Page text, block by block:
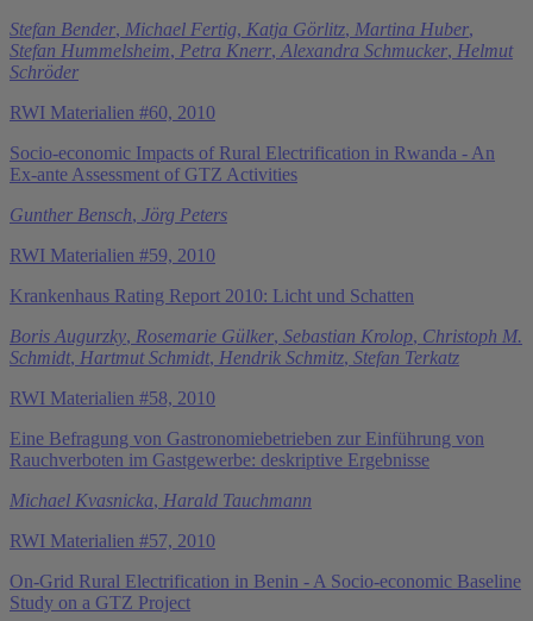
Stefan Bender, Michael Fertig, Katja Görlitz, Martina Huber,
Stefan Hummelsheim, Petra Knerr, Alexandra Schmucker, Helmut
Schröder
RWI Materialien #60, 2010
Socio-economic Impacts of Rural Electrification in Rwanda - An
Ex-ante Assessment of GTZ Activities
Gunther Bensch, Jörg Peters
RWI Materialien #59, 2010
Krankenhaus Rating Report 2010: Licht und Schatten
Boris Augurzky, Rosemarie Gülker, Sebastian Krolop, Christoph M.
Schmidt, Hartmut Schmidt, Hendrik Schmitz, Stefan Terkatz
RWI Materialien #58, 2010
Eine Befragung von Gastronomiebetrieben zur Einführung von
Rauchverboten im Gastgewerbe: deskriptive Ergebnisse
Michael Kvasnicka, Harald Tauchmann
RWI Materialien #57, 2010
On-Grid Rural Electrification in Benin - A Socio-economic Baseline
Study on a GTZ Project